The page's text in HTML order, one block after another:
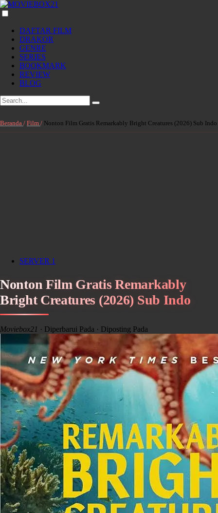
DAFTAR FILM
DRAKOR
GENRE
SERIES
BOOKMARK
REVIEW
BLOG
Beranda / Film / Nonton Film Gratis Remarkably Bright Creatures (2026) Sub Indo
SERVER 1
Nonton Film Gratis Remarkably
Bright Creatures (2026) Sub Indo
Moviebox21 · Diperbarui Pada · Diposting Pada